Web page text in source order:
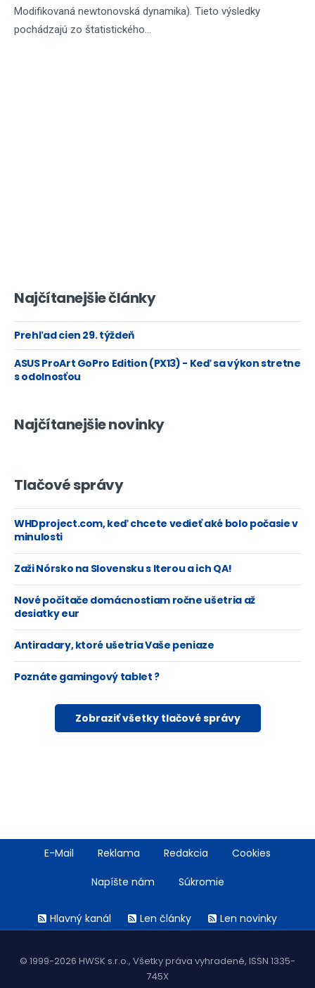
Modifikovaná newtonovská dynamika). Tieto výsledky
pochádzajú zo štatistického...
Najčítanejšie články
Prehľad cien 29. týždeň
ASUS ProArt GoPro Edition (PX13) - Keď sa výkon stretne
s odolnosťou
Najčítanejšie novinky
Tlačové správy
WHDproject.com, keď chcete vedieť aké bolo počasie v
minulosti
Zaži Nórsko na Slovensku s Iterou a ich QA!
Nové počítače domácnostiam ročne ušetria až
desiatky eur
Antiradary, ktoré ušetria Vaše peniaze
Poznáte gamingový tablet ?
Zobraziť všetky tlačové správy
FooterE-Mail Reklama Redakcia Cookies
Napíšte nám Súkromie
menuHlavný kanál Len články Len novinky
© 1999-2026 HWSK s.r.o., Všetky práva vyhradené, ISSN 1335-
745X